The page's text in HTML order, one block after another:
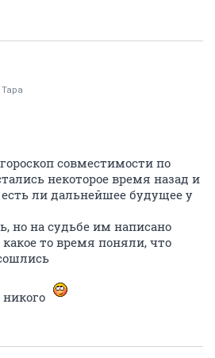
Тара
совместимости по
некоторое время назад и
ли дальнейшее будущее у
но на судьбе им написано
то время поняли, что